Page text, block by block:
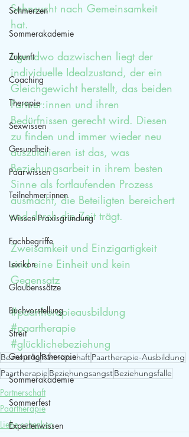
Schmerzen
Sommerakademie
Zukunft
Coaching
Therapie
Sexwissen
Gesundheit
Paarwissen
Teilnehmer:innen
Wissen Praxisgründung
Fachbegriffe
Lexikon
Glaubenssätze
Buchvorstellung
Streit
Gesprächstherapie
Sommerakademie
Sommerfest
Expertenwissen
Sehnsucht nach Gemeinsamkeit
hat.
Irgendwo dazwischen liegt der
individuelle Idealzustand, der ein
Gleichgewicht herstellt, das beiden
Partner:innen und ihren
Bedürfnissen gerecht wird. Diesen
zu finden und immer wieder neu
auszutarieren ist das, was
Beziehungsarbeit in ihrem besten
Sinne als fortlaufenden Prozess
ausmacht, die Beteiligten bereichert
und durch die Zeit trägt.
Zweisamkeit und Einzigartigkeit
sind eine Einheit und kein
Gegensatz
#paartherapieausbildung
#paartherapie
#glücklichebeziehung
BeziehungPartnerschaftPaartherapie-Ausbildung
Paartherapie BeziehungsangstBeziehungsfalle
Partnerschaft
Paartherapie
Liebe schenken